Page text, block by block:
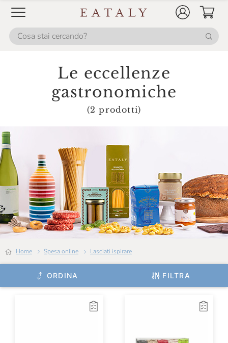
Le eccellenze
gastronomiche
(2 prodotti)
Home Spesa online Lasciati ispirare
ORDINA FILTRA
La Panetteria Di Eataly
La Valdotaine
Latteria Di Branzi
Macelleria Marini
Maison Bertolin
Majani
Mamma Mia
Mancini
Marabissi
Mariangela Prunotto